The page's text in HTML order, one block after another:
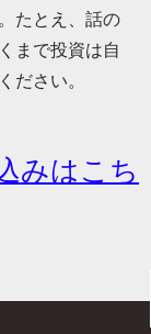
たとえ、話の
まで投資は自
ださい。
みはこち